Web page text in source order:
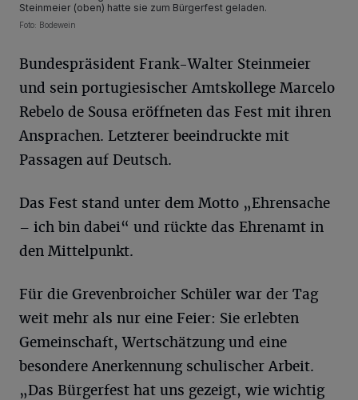
Steinmeier (oben) hatte sie zum Bürgerfest geladen.
Foto: Bodewein
Bundespräsident Frank-Walter Steinmeier
und sein portugiesischer Amtskollege Marcelo
Rebelo de Sousa eröffneten das Fest mit ihren
Ansprachen. Letzterer beeindruckte mit
Passagen auf Deutsch.
Das Fest stand unter dem Motto „Ehrensache
– ich bin dabei“ und rückte das Ehrenamt in
den Mittelpunkt.
Für die Grevenbroicher Schüler war der Tag
weit mehr als nur eine Feier: Sie erlebten
Gemeinschaft, Wertschätzung und eine
besondere Anerkennung schulischer Arbeit.
„Das Bürgerfest hat uns gezeigt, wie wichtig